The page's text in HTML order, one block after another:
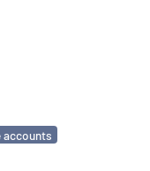
accounts